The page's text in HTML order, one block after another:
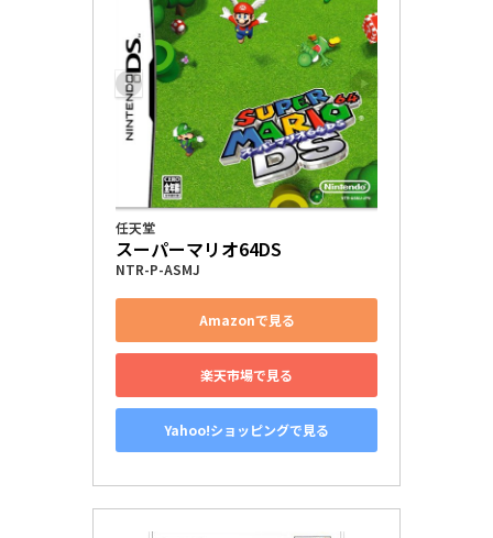
任天堂
スーパーマリオ64DS
NTR-P-ASMJ
Amazonで見る
楽天市場で見る
Yahoo!ショッピングで見る